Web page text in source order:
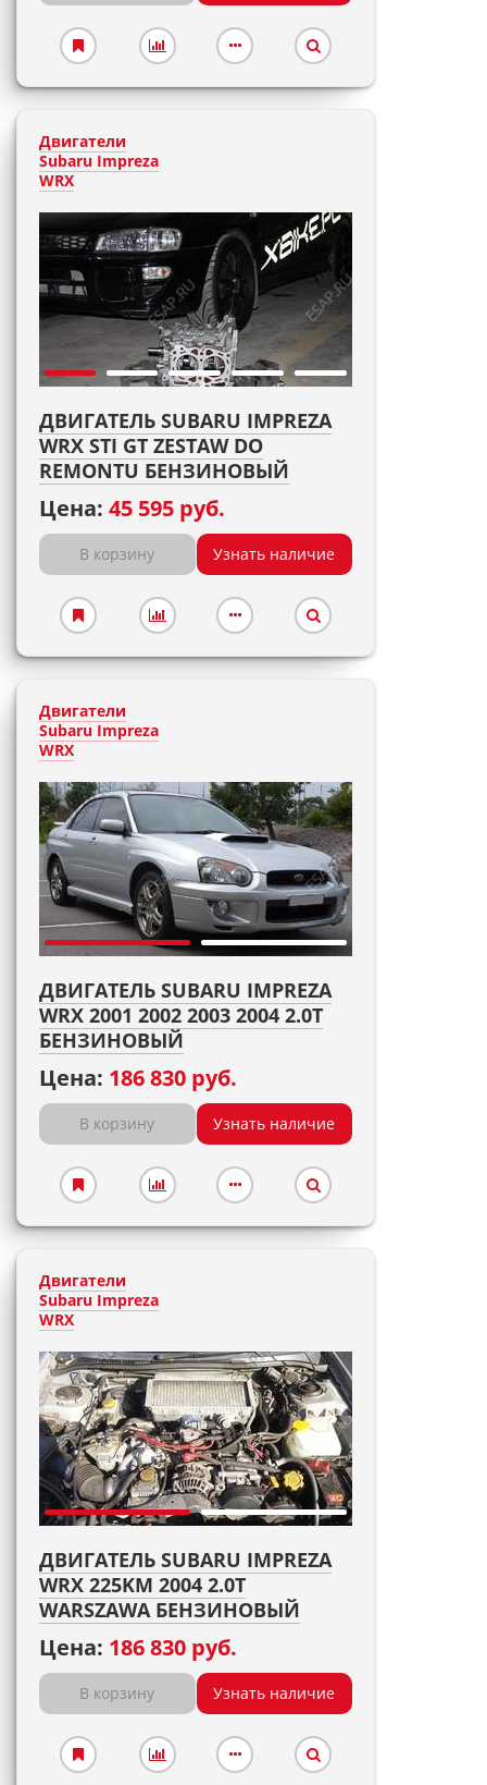
Двигатели
Subaru Impreza
WRX
ДВИГАТЕЛЬ SUBARU IMPREZA
WRX STI GT ZESTAW DO
REMONTU БЕНЗИНОВЫЙ
Цена: 45 595 руб.
В корзину Узнать наличие
Двигатели
Subaru Impreza
WRX
ДВИГАТЕЛЬ SUBARU IMPREZA
WRX 2001 2002 2003 2004 2.0T
БЕНЗИНОВЫЙ
Цена: 186 830 руб.
В корзину Узнать наличие
Двигатели
Subaru Impreza
WRX
ДВИГАТЕЛЬ SUBARU IMPREZA
WRX 225KM 2004 2.0T
WARSZAWA БЕНЗИНОВЫЙ
Цена: 186 830 руб.
В корзину Узнать наличие